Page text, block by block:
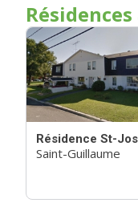
Résidence St-
Saint-Guillaume